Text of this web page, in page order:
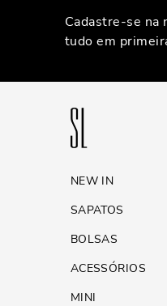
Cadastre-se na
tudo em
NEW IN
SAPATOS
BOLSAS
ACESSÓRIOS
MINI